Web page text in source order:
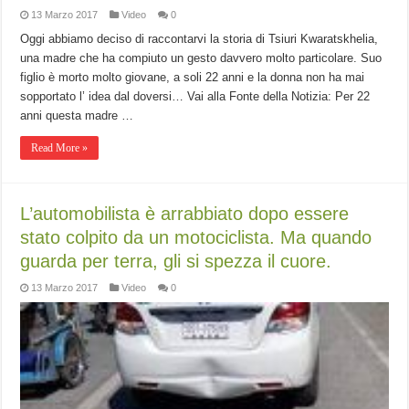
13 Marzo 2017 Video 0
Oggi abbiamo deciso di raccontarvi la storia di Tsiuri Kwaratskhelia,
una madre che ha compiuto un gesto davvero molto particolare. Suo
figlio è morto molto giovane, a soli 22 anni e la donna non ha mai
sopportato l’ idea dal doversi… Vai alla Fonte della Notizia: Per 22
anni questa madre …
Read More »
L’automobilista è arrabbiato dopo essere
stato colpito da un motociclista. Ma quando
guarda per terra, gli si spezza il cuore.
13 Marzo 2017 Video 0